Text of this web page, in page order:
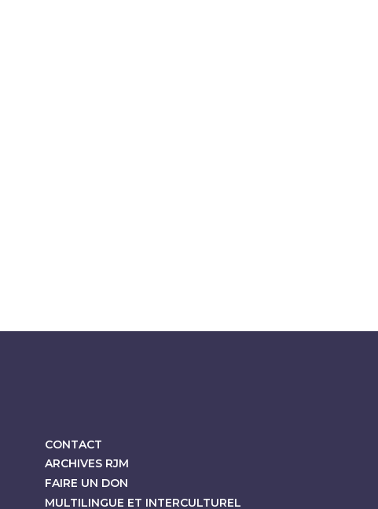
CONTACT
ARCHIVES RJM
FAIRE UN DON
MULTILINGUE ET INTERCULTUREL